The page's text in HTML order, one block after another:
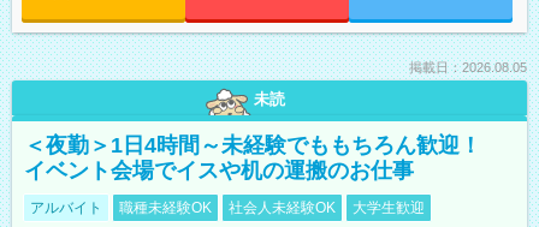
掲載日：2026.08.05
未読
＜夜勤＞1日4時間～未経験でももちろん歓迎！
イベント会場でイスや机の運搬のお仕事
アルバイト 職種未経験OK 社会人未経験OK
大学生歓迎